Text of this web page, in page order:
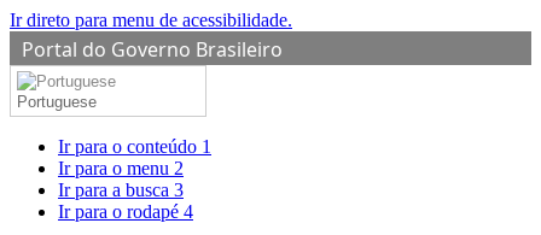
Ir direto para menu de acessibilidade.
Portal do Governo Brasileiro
Portuguese
Ir para o conteúdo 1
Ir para o menu 2
Ir para a busca 3
Ir para o rodapé 4